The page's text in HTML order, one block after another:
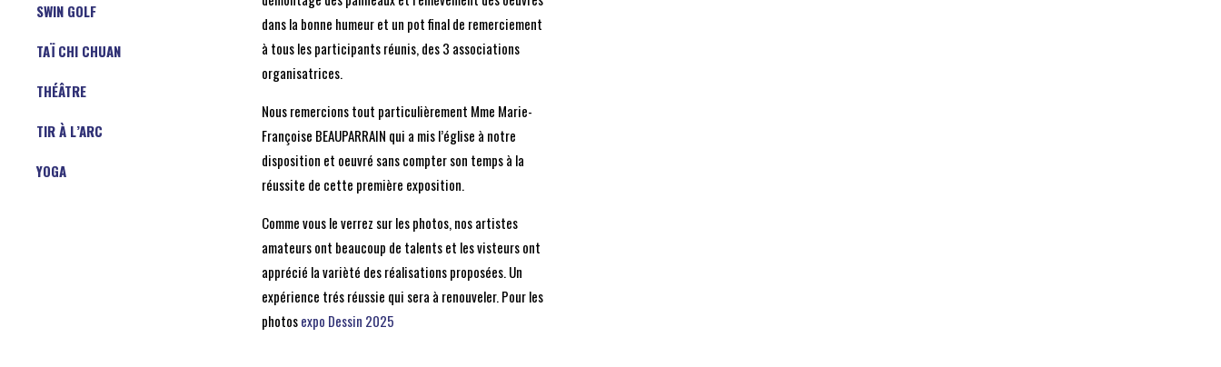
dans la bonne humeur et un pot final de remerciement
à tous les participants réunis, des 3 associations
organisatrices.
Nous remercions tout particulièrement Mme Marie-
Françoise BEAUPARRAIN qui a mis l’église à notre
disposition et oeuvré sans compter son temps à la
réussite de cette première exposition.
Comme vous le verrez sur les photos, nos artistes
amateurs ont beaucoup de talents et les visteurs ont
apprécié la varièté des réalisations proposées. Un
expérience trés réussie qui sera à renouveler. Pour les
photosexpo Dessin 2025
SWIN GOLF
TAÏ CHI CHUAN
THÉÂTRE
TIR À L’ARC
YOGA